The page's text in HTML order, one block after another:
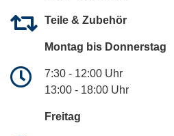
Teile & Zubehör
Montag bis Donnerstag
7:30 - 12:00 Uhr
13:00 - 18:00 Uhr
Freitag